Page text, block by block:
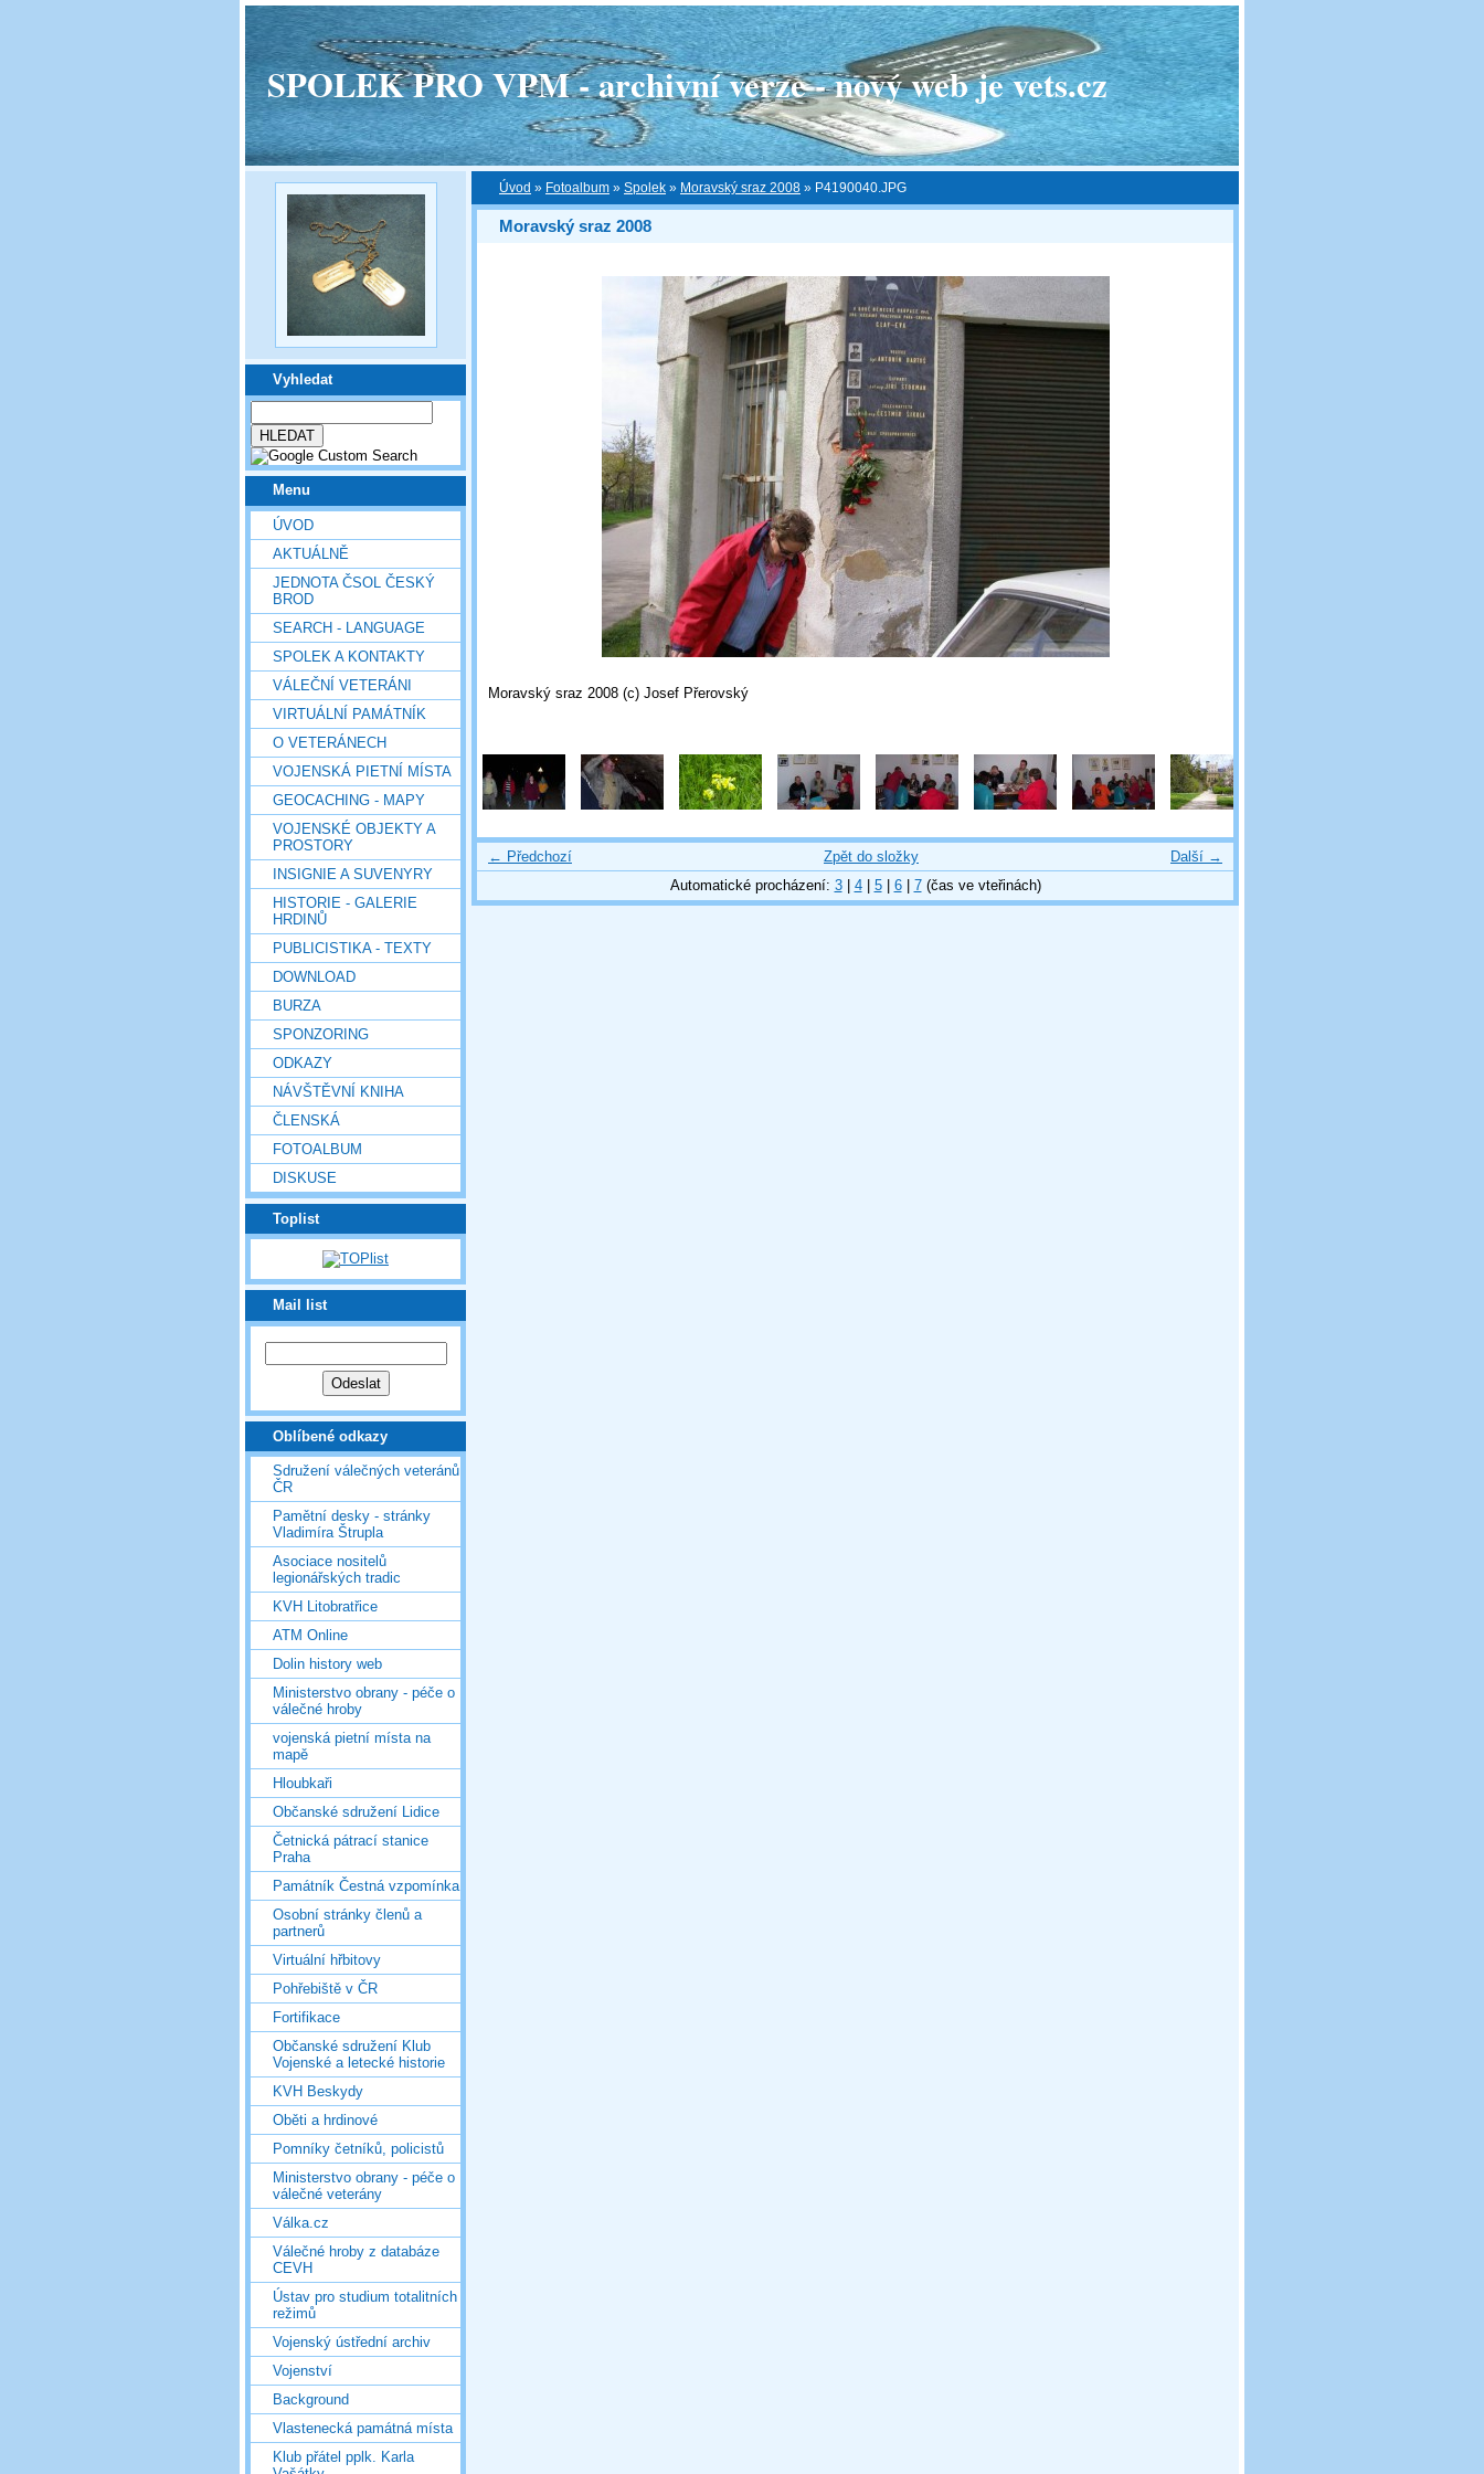
SPOLEK PRO VPM - archivní verze - nový web je vets.cz
Vyhledat
Menu
ÚVOD
AKTUÁLNĚ
JEDNOTA ČSOL ČESKÝ
BROD
SEARCH - LANGUAGE
SPOLEK A KONTAKTY
VÁLEČNÍ VETERÁNI
VIRTUÁLNÍ PAMÁTNÍK
O VETERÁNECH
VOJENSKÁ PIETNÍ MÍSTA
GEOCACHING - MAPY
VOJENSKÉ OBJEKTY A
PROSTORY
INSIGNIE A SUVENYRY
HISTORIE - GALERIE
HRDINŮ
PUBLICISTIKA - TEXTY
DOWNLOAD
BURZA
SPONZORING
ODKAZY
NÁVŠTĚVNÍ KNIHA
ČLENSKÁ
FOTOALBUM
DISKUSE
Toplist
Mail list
Oblíbené odkazy
Sdružení válečných veteránů
ČR
Pamětní desky - stránky
Vladimíra Štrupla
Asociace nositelů
legionářských tradic
KVH Litobratřice
ATM Online
Dolin history web
Ministerstvo obrany - péče o
válečné hroby
vojenská pietní místa na
mapě
Hloubkaři
Občanské sdružení Lidice
Četnická pátrací stanice
Praha
Památník Čestná vzpomínka
Osobní stránky členů a
partnerů
Virtuální hřbitovy
Pohřebiště v ČR
Fortifikace
Občanské sdružení Klub
Vojenské a letecké historie
KVH Beskydy
Oběti a hrdinové
Pomníky četníků, policistů
Ministerstvo obrany - péče o
válečné veterány
Válka.cz
Válečné hroby z databáze
CEVH
Ústav pro studium totalitních
režimů
Vojenský ústřední archiv
Vojenství
Background
Vlastenecká památná místa
Klub přátel pplk. Karla
Úvod » Fotoalbum » Spolek » Moravský sraz 2008 » P4190040.JPG
Moravský sraz 2008
Moravský sraz 2008 (c) Josef Přerovský
← Předchozí Další →
Zpět do složky
Automatické procházení: 3| 4| 5| 6| 7(čas ve vteřinách)